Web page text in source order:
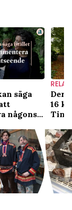
säga
någons
16
Tiny